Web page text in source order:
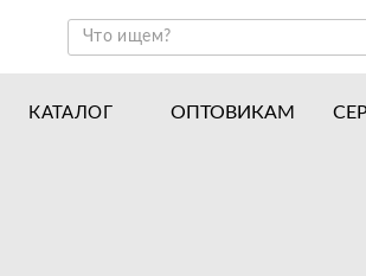
КАТАЛОГ
ОПТОВИКАМ